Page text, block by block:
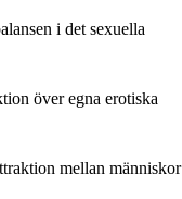
i det sexuella
över egna erotiska
mellan människor